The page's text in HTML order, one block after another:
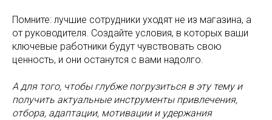
Помните: лучшие сотрудники уходят не из магазина, а
от руководителя. Создайте условия, в которых ваши
ключевые работники будут чувствовать свою
ценность, и они останутся с вами надолго.
А для того, чтобы глубже погрузиться в эту тему и
получить актуальные инструменты привлечения,
отбора, адаптации, мотивации и удержания